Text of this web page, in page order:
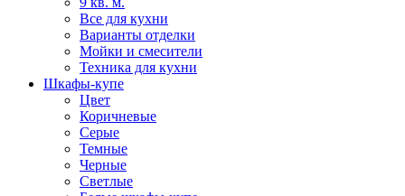
Все для кухни
Варианты отделки
Мойки и смесители
Техника для кухни
Шкафы-купе
Цвет
Коричневые
Серые
Темные
Черные
Светлые